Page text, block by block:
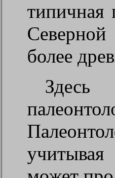
типичная
более
Здесь